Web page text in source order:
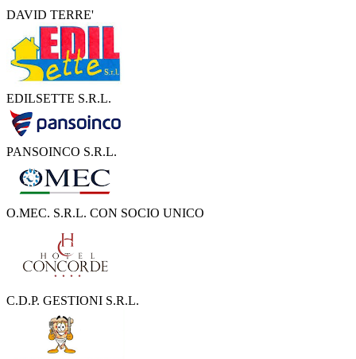
DAVID TERRE'
EDILSETTE S.R.L.
PANSOINCO S.R.L.
O.MEC. S.R.L. CON SOCIO UNICO
C.D.P. GESTIONI S.R.L.